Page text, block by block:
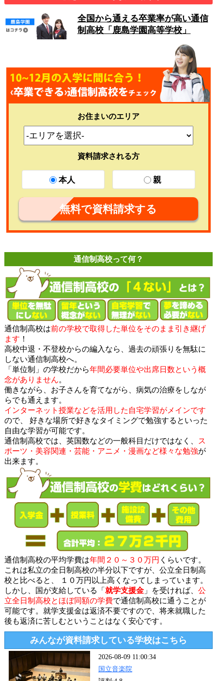
全国から通える卒業率が高い通信
制高校「鹿島学園高等学校」
お住まいのエリア
資料請求される方
本人 親
無料で資料請求する
通信制高校って何？
通信制高校は前の学校で取得した単位をそのまま引き継げ
ます ！
高校中退・不登校からの編入なら、過去の頑張りを無駄に
しない通信制高校へ。
「単位制」の学校だから年間必要単位や出席日数という概
念がありません。
働きながら、お子さんを育てながら、病気の治療をしなが
らでも通えます。
インターネット授業などを活用した自宅学習がメインです
ので、 好きな場所で好きなタイミングで勉強するといった
自由な学習が可能です。
通信制高校では、英国数などの一般科目だけではなく、
ス
ポーツ・美容関連・芸能・アニメ・漫画など様々な勉強が
出来ます。
通信制高校の平均学費は年間２０～３０万円 くらいです。
これは私立の全日制高校の半分以下ですが、公立全日制高
校と比べると、 １０万円以上高くなってしまっています。
しかし、国が支給している「 就学支援金」を受ければ、 公
立全日制高校とほぼ同額の学費で通信制高校に通うことが
可能です。就学支援金は返済不要ですので、将来就職した
後も返済に苦しむということはなく安心です。
みんなが資料請求している学校はこちら